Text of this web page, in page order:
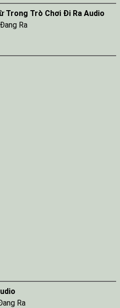
Trong Trò Chơi Đi Ra Audio
Đang Ra
Ra